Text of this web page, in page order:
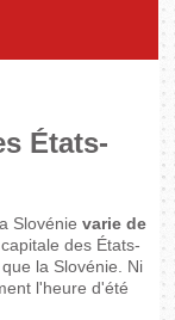
États-
Slovénievarie de
capitale des États-
que la Slovénie. Ni
l'heure d'été